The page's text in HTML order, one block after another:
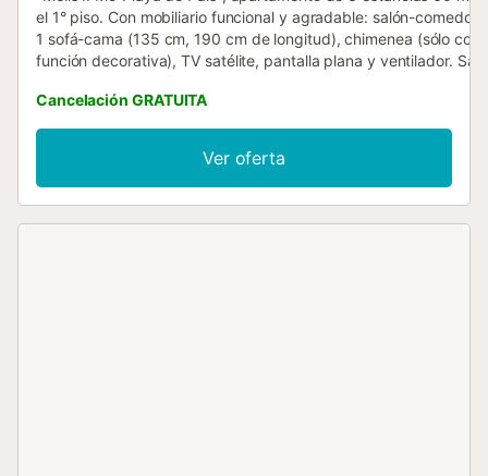
el 1° piso. Con mobiliario funcional y agradable: salón-comedor
1 sofá-cama (135 cm, 190 cm de longitud), chimenea (sólo con
función decorativa), TV satélite, pantalla plana y ventilador.
estufa eléctrica. Salida a la terraza. 1 dorm. con 1 x 2 literas (90
cm, 180 cm de longitud), estufa eléctrica. Cocina abierta (3
de vitrocerámica, hervidor de agua eléctrico, cafetera eléctrica,
microondas/grill) con barra americana. Ducha/WC. Terraza 12
Muebles de terraza. Vista panorámica al mar. El alojamiento
Cancelación GRATUITA
Ver oferta